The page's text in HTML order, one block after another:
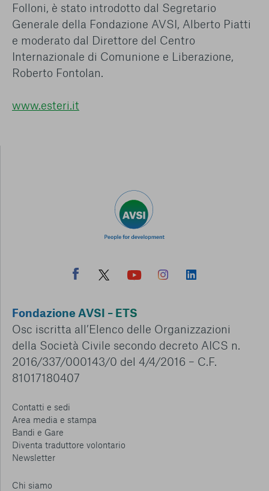
Folloni, è stato introdotto dal Segretario
Generale della Fondazione AVSI, Alberto Piatti
e moderato dal Direttore del Centro
Internazionale di Comunione e Liberazione,
Roberto Fontolan.
www.esteri.it
Fondazione AVSI – ETS
Osc iscritta all’Elenco delle Organizzazioni
della Società Civile secondo decreto AICS n.
2016/337/000143/0 del 4/4/2016 – C.F.
81017180407
Contatti e sedi
Area media e stampa
Bandi e Gare
Diventa traduttore volontario
Newsletter
Chi siamo